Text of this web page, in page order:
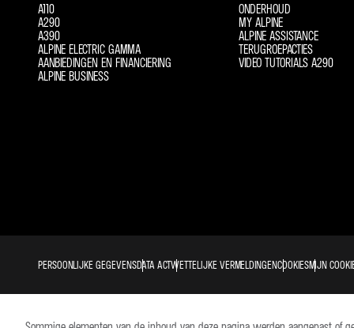
A110
A290
A390
ALPINE ELECTRIC GAMMA
AANBIEDINGEN EN FINANCIERING
ALPINE BUSINESS
ONDERHOUD
MY ALPINE
ALPINE ASSISTANCE
TERUGROEPACTIES
VIDEO TUTORIALS A290
PERSOONLIJKE GEGEVENSDATA ACTWETTELIJKE VERMELDINGENCOOKIESMIJN